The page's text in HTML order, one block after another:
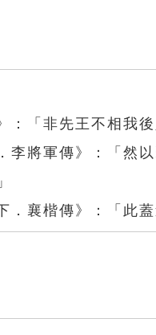
「非先王不相我
李將軍傳》：「然
．襄楷傳》：「此